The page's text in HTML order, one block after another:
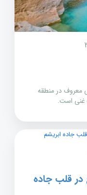
معروف در منطقه
غنی است.
در قلب جاده